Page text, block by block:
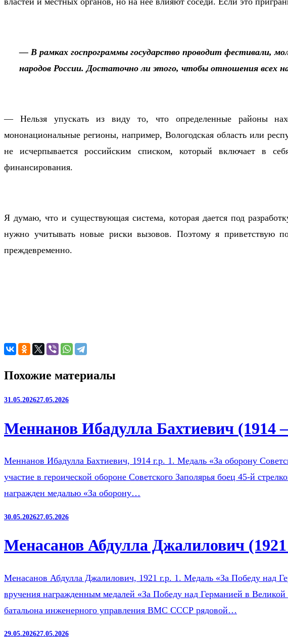
— В рамках госпрограммы государство проводит фестивали,
народов России. Достаточно ли этого, чтобы отношения всех
— Нельзя упускать из виду то, что определенные районы
мононациональные регионы, например, Вологодская область или
не исчерпывается российским списком, который включает в
финансирования.
Я думаю, что и существующая система, которая дается под
нужно учитывать новые риски вызовов. Поэтому я приветствую
преждевременно.
Похожие материалы
31.05.202627.05.2026
Меннанов Ибадулла Бахтиевич (1914
Меннанов Ибадулла Бахтиевич, 1914 г.р. 1. Медаль «За оборону
участие в героической обороне Советского Заполярья боец 45-й
награжден медалью «За оборону…
30.05.202627.05.2026
Менасанов Абдулла Джалилович
Менасанов Абдулла Джалилович, 1921 г.р. 1. Медаль «За Победу над
вручения награжденным медалей «За Победу над Германией в
батальона инженерного управления ВМС СССР рядовой…
29.05.202627.05.2026